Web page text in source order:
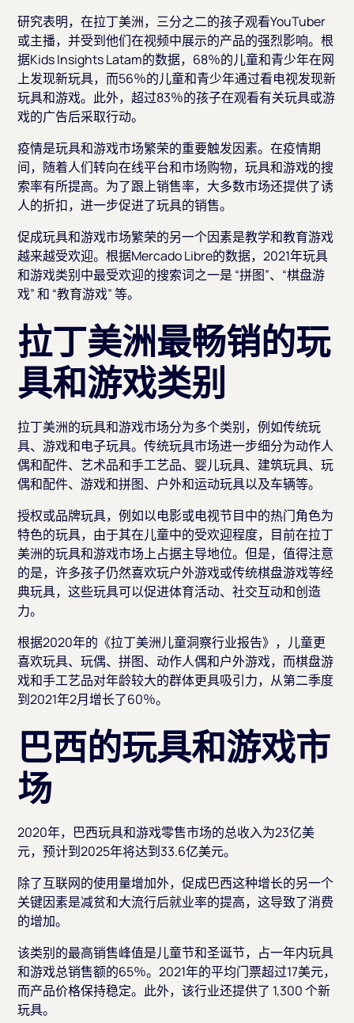
研究表明，在拉丁美洲，三分之二的孩子观看YouTuber
或主播，并受到他们在视频中展示的产品的强烈影响。根
据Kids Insights Latam的数据，68％的儿童和青少年在网
上发现新玩具，而56％的儿童和青少年通过看电视发现新
玩具和游戏。此外，超过83％的孩子在观看有关玩具或游
戏的广告后采取行动。
疫情是玩具和游戏市场繁荣的重要触发因素。在疫情期
间，随着人们转向在线平台和市场购物，玩具和游戏的搜
索率有所提高。为了跟上销售率，大多数市场还提供了诱
人的折扣，进一步促进了玩具的销售。
促成玩具和游戏市场繁荣的另一个因素是教学和教育游戏
越来越受欢迎。根据Mercado Libre的数据，2021年玩具
和游戏类别中最受欢迎的搜索词之一是 “拼图”、“棋盘游
戏” 和 “教育游戏” 等。
拉丁美洲最畅销的玩
具和游戏类别
拉丁美洲的玩具和游戏市场分为多个类别，例如传统玩
具、游戏和电子玩具。传统玩具市场进一步细分为动作人
偶和配件、艺术品和手工艺品、婴儿玩具、建筑玩具、玩
偶和配件、游戏和拼图、户外和运动玩具以及车辆等。
授权或品牌玩具，例如以电影或电视节目中的热门角色为
特色的玩具，由于其在儿童中的受欢迎程度，目前在拉丁
美洲的玩具和游戏市场上占据主导地位。但是，值得注意
的是，许多孩子仍然喜欢玩户外游戏或传统棋盘游戏等经
典玩具，这些玩具可以促进体育活动、社交互动和创造
力。
根据2020年的《拉丁美洲儿童洞察行业报告》，儿童更
喜欢玩具、玩偶、拼图、动作人偶和户外游戏，而棋盘游
戏和手工艺品对年龄较大的群体更具吸引力，从第二季度
到2021年2月增长了60％。
巴西的玩具和游戏市
场
2020年，巴西玩具和游戏零售市场的总收入为23亿美
元，预计到2025年将达到33.6亿美元。
除了互联网的使用量增加外，促成巴西这种增长的另一个
关键因素是减贫和大流行后就业率的提高，这导致了消费
的增加。
该类别的最高销售峰值是儿童节和圣诞节，占一年内玩具
和游戏总销售额的65％。2021年的平均门票超过17美元，
而产品价格保持稳定。此外，该行业还提供了 1,300 个新
玩具。